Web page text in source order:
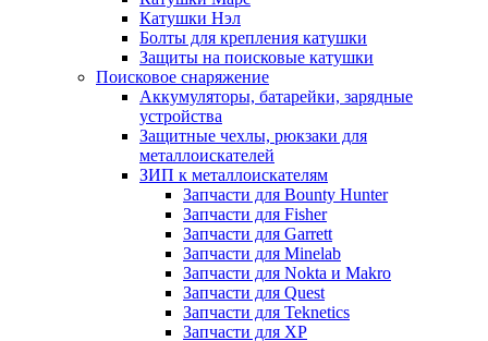
Катушки Нэл
Болты для крепления катушки
Защиты на поисковые катушки
Поисковое снаряжение
Аккумуляторы, батарейки, зарядные
устройства
Защитные чехлы, рюкзаки для
металлоискателей
ЗИП к металлоискателям
Запчасти для Bounty Hunter
Запчасти для Fisher
Запчасти для Garrett
Запчасти для Minelab
Запчасти для Nokta и Makro
Запчасти для Quest
Запчасти для Teknetics
Запчасти для XP